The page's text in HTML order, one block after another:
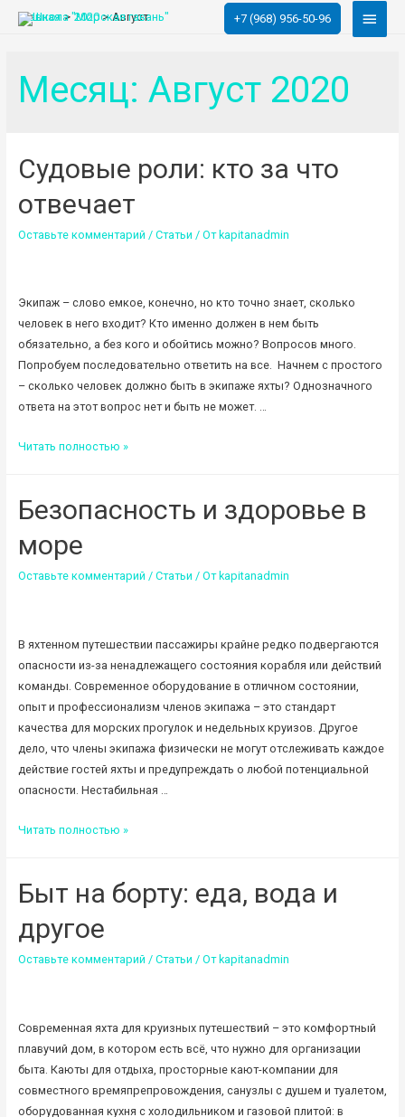
+7 (968) 956-50-96
Главная 2020 Август
Месяц: Август 2020
Судовые роли: кто за что
отвечает
Оставьте комментарий / Статьи / От kapitanadmin
Экипаж – слово емкое, конечно, но кто точно знает, сколько
человек в него входит? Кто именно должен в нем быть
обязательно, а без кого и обойтись можно? Вопросов много.
Попробуем последовательно ответить на все. Начнем с простого
– сколько человек должно быть в экипаже яхты? Однозначного
ответа на этот вопрос нет и быть не может. …
Судовые
за
отвечает
Читать полностью »
Безопасность и здоровье в
море
Оставьте комментарий / Статьи / От kapitanadmin
В яхтенном путешествии пассажиры крайне редко подвергаются
опасности из-за ненадлежащего состояния корабля или действий
команды. Современное оборудование в отличном состоянии,
опыт и профессионализм членов экипажа – это стандарт
качества для морских прогулок и недельных круизов. Другое
дело, что члены экипажа физически не могут отслеживать каждое
действие гостей яхты и предупреждать о любой потенциальной
опасности. Нестабильная …
Безопасность
в
Читать полностью »
Быт на борту: еда, вода и
другое
Оставьте комментарий / Статьи / От kapitanadmin
Современная яхта для круизных путешествий – это комфортный
плавучий дом, в котором есть всё, что нужно для организации
быта. Каюты для отдыха, просторные кают-компании для
совместного времяпрепровождения, санузлы с душем и туалетом,
оборудованная кухня с холодильником и газовой плитой: в